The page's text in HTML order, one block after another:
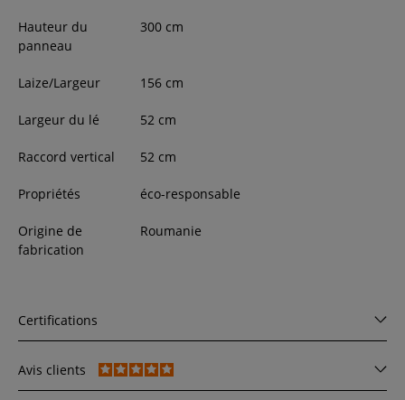
Hauteur du
panneau
300 cm
Laize/Largeur 156 cm
Largeur du lé 52 cm
Raccord vertical 52 cm
Propriétés éco-responsable
Origine de
fabrication
Roumanie
Certifications
Avis clients